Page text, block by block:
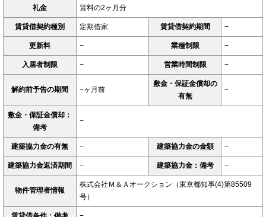
礼金 賃料の2ヶ月分
賃貸借契約種別 定期借家 賃貸借契約期間 −
更新料 − 業種制限 −
入居者制限 − 営業時間制限 −
解約前予告の期間 −ヶ月前
敷金・保証金償却の
有無
−
敷金・保証金償却：
備考
−
建築協力金の有無 − 建築協力金の金額 −
建築協力金返済期間 − 建築協力金：備考 −
物件管理者情報
株式会社Ｍ＆Ａオークション（東京都知事(4)第85509
号）